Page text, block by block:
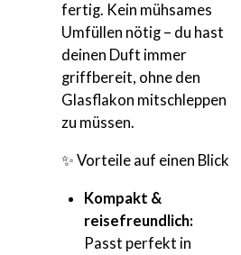
fertig. Kein mühsames
Umfüllen nötig – du hast
deinen Duft immer
griffbereit, ohne den
Glasflakon mitschleppen
zu müssen.
✨ Vorteile auf einen Blick
Kompakt &
reisefreundlich:
Passt perfekt in